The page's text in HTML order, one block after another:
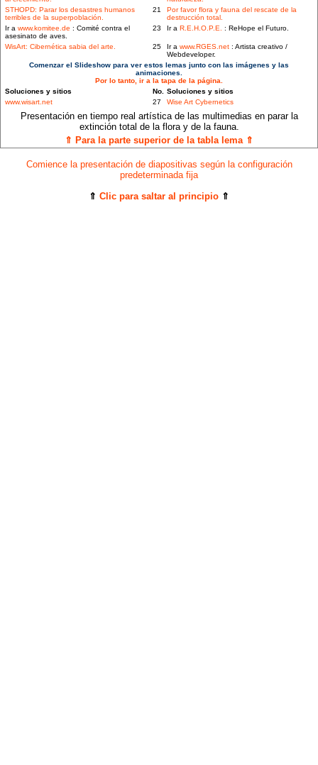
STHOPD: Parar los desastres humanos
terribles de la superpoblación.
21
Por favor flora y fauna del rescate de la
destrucción total.
Ir a www.komitee.de : Comité contra el
asesinato de aves.
23 Ir a R.E.H.O.P.E. : ReHope el Futuro.
WisArt: Cibernética sabia del arte. 25 Ir a www.RGES.net : Artista creativo /
Webdeveloper.
Comenzar el Slideshow para ver estos lemas junto con las imágenes y las
animaciones.
Por lo tanto, ir a la tapa de la página.
Soluciones y sitios
No. Soluciones y sitios
www.wisart.net
27 Wise Art Cybernetics
Presentación en tiempo real artística de las multimedias en parar la
extinción total de la flora y de la fauna.
⇑ Para la parte superior de la tabla lema ⇑
Comience la presentación de diapositivas según la configuración
predeterminada fija
⇑ Clic para saltar al principio ⇑